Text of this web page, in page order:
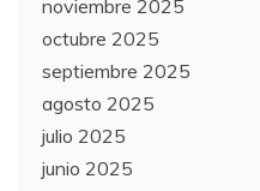
noviembre 2025
octubre 2025
septiembre 2025
agosto 2025
julio 2025
junio 2025